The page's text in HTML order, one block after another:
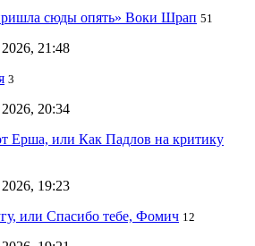
сюды опять» Воки Шрап 51
2026, 21:48
3
2026, 20:34
Ерша, или Как Падлов на критику
2026, 19:23
или Спасибо тебе, Фомич 12